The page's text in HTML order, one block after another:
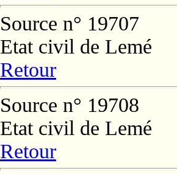
Source n° 19707
Etat civil de Lemé
Retour
Source n° 19708
Etat civil de Lemé
Retour